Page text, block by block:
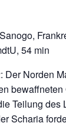
54 min
Der Norden
bewaffneten
Teilung des
Scharia